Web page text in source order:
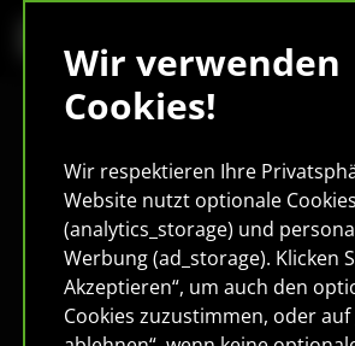
Wir verwenden
Cookies!
Wir respektieren Ihre
Website nutzt optionale
(analytics_storage) und
Werbung (ad_storage). Klicken
Akzeptieren“, um auch den
Cookies zuzustimmen, oder auf